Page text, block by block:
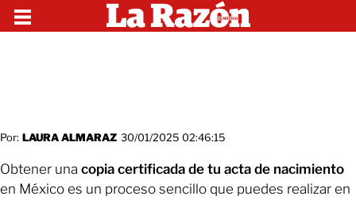
Por: LAURA ALMARAZ 30/01/2025 02:46:15
Obtener una copia certificada de tu acta de nacimiento
en México es un proceso sencillo que puedes realizar en